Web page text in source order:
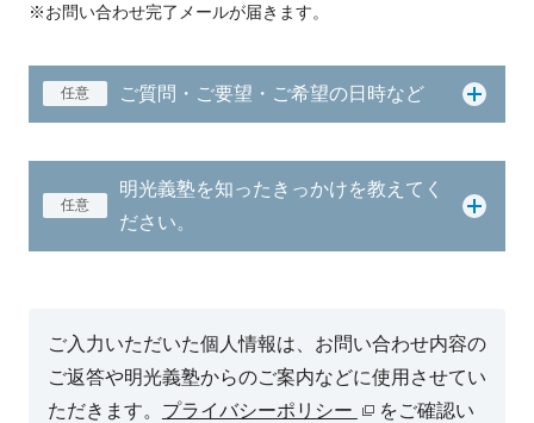
※お問い合わせ完了メールが届きます。
任意 ご質問・ご要望・ご希望の日時など
任意
明光義塾を知ったきっかけを教えてく
ださい。
ご入力いただいた個人情報は、お問い合わせ内容の
ご返答や明光義塾からのご案内などに使用させてい
ただきます。 プライバシーポリシー をご確認い